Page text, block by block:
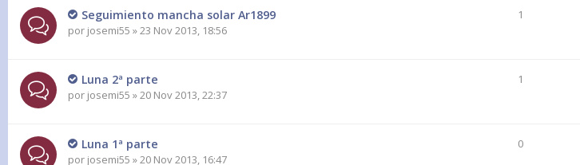
Seguimiento mancha solar Ar1899
por josemi55 » 23 Nov 2013, 18:56
1
Luna 2ª parte
por josemi55 » 20 Nov 2013, 22:37
1
Luna 1ª parte
por josemi55 » 20 Nov 2013, 16:47
0